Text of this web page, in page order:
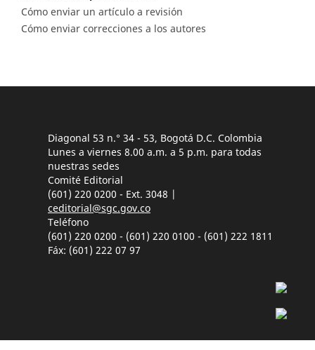
Cómo enviar un artículo a revisión
Cómo enviar correcciones a los autores
Diagonal 53 n.° 34 - 53, Bogotá D.C. Colombia
Lunes a viernes 8.00 a.m. a 5 p.m. para todas
nuestras sedes
Comité Editorial
(601) 220 0200 - Ext. 3048 |
ceditorial@sgc.gov.co
Teléfono
(601) 220 0200 - (601) 220 0100 - (601) 222 1811
Fáx: (601) 222 07 97